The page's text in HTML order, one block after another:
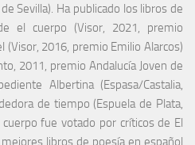
Sevilla). Ha publicado los libros de
el cuerpo (Visor, 2021, premio
(Visor, 2016, premio Emilio Alarcos)
2011, premio Andalucía Joven de
Albertina (Espasa/Castalia,
de tiempo (Espuela de Plata,
fue votado por críticos de El
libros de poesía en español